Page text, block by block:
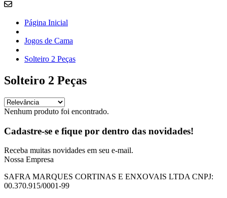
Página Inicial
Jogos de Cama
Solteiro 2 Peças
Solteiro 2 Peças
Nenhum produto foi encontrado.
Cadastre-se e fique por dentro das novidades!
Receba muitas novidades em seu e-mail.
Nossa Empresa
SAFRA MARQUES CORTINAS E ENXOVAIS LTDA CNPJ:
00.370.915/0001-99